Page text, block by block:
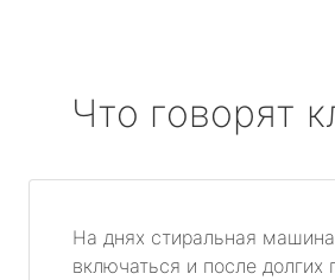
Что говорят
На днях стиральная машина
включаться и после долгих